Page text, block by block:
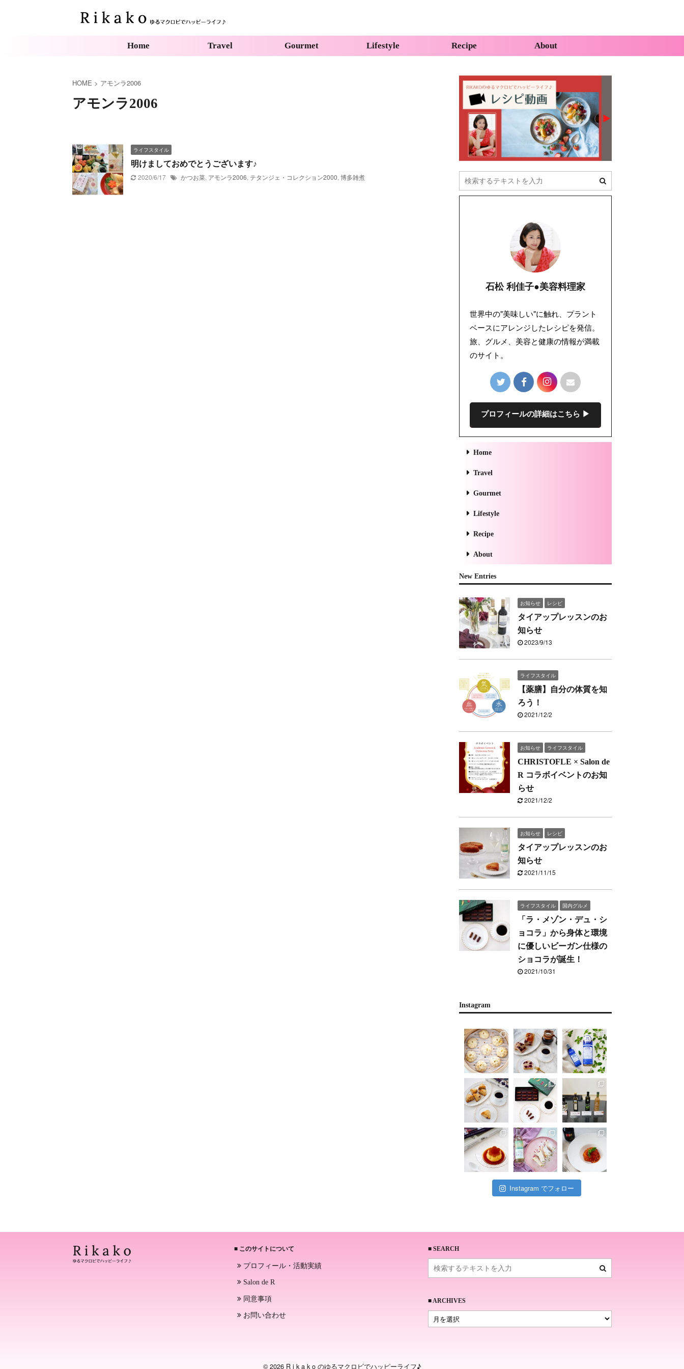
Home Travel Gourmet Lifestyle Recipe About
HOME > アモンラ2006
アモンラ2006
ライフスタイル
明けましておめでとうございます♪
2020/6/17
かつお菜, アモンラ2006, テタンジェ・コレクション2000, 博多雑煮
石松 利佳子●美容料理家
世界中の"美味しい"に触れ、プラント
ベースにアレンジしたレシピを発信。
旅、グルメ、美容と健康の情報が満載
のサイト。
プロフィールの詳細はこちら ▶︎
Home
Travel
Gourmet
Lifestyle
Recipe
About
New Entries
お知らせ レシピ
タイアップレッスンのお
知らせ
2023/9/13
ライフスタイル
【薬膳】自分の体質を知
ろう！
2021/12/2
お知らせ ライフスタイル
CHRISTOFLE × Salon de
R コラボイベントのお知
らせ
2021/12/2
お知らせ レシピ
タイアップレッスンのお
知らせ
2021/11/15
ライフスタイル 国内グルメ
「ラ・メゾン・デュ・シ
ョコラ」から身体と環境
に優しいビーガン仕様の
ショコラが誕生！
2021/10/31
Instagram
Instagram でフォロー
■ このサイトについて
プロフィール・活動実績
Salon de R
同意事項
お問い合わせ
■ SEARCH
■ ARCHIVES
© 2026 R i k a k o のゆるマクロビでハッピーライフ♪